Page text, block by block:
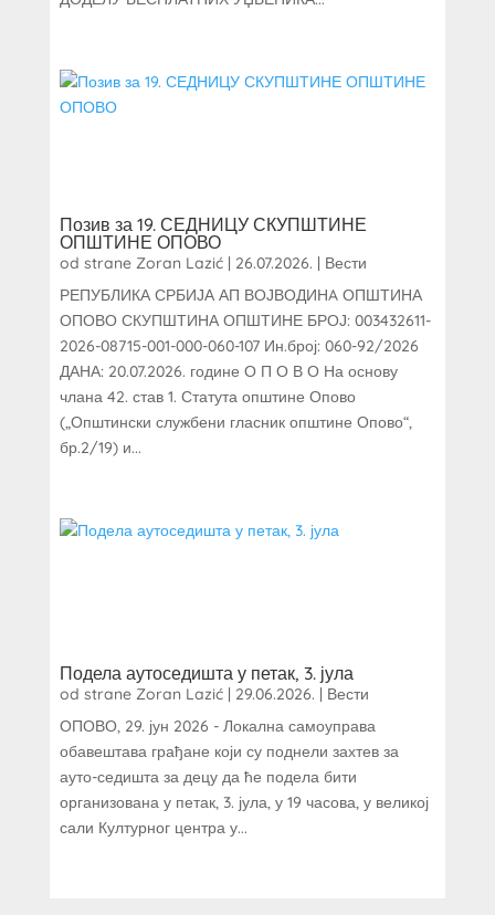
Позив за 19. СЕДНИЦУ СКУПШТИНЕ
ОПШТИНЕ ОПОВО
od strane Zoran Lazić| 26.07.2026. | Вести
РЕПУБЛИКА СРБИЈА АП ВОЈВОДИНA ОПШТИНА
ОПОВО СКУПШТИНА ОПШТИНЕ БРОЈ: 003432611-
2026-08715-001-000-060-107 Ин.број: 060-92/2026
ДАНА: 20.07.2026. године О П О В О На основу
члана 42. став 1. Статута општине Опово
(„Општински службени гласник општине Опово“,
бр.2/19) и...
Подела аутоседишта у петак, 3. јула
od strane Zoran Lazić| 29.06.2026. | Вести
ОПОВО, 29. јун 2026 - Локална самоуправа
обавештава грађане који су поднели захтев за
ауто-седишта за децу да ће подела бити
организована у петак, 3. јула, у 19 часова, у великој
сали Културног центра у...